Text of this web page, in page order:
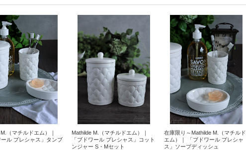
（マチルドエム）｜
ール プレシャス」タンブ
Mathilde M.（マチルドエム）｜
「ブドワール プレシャス」コット
ンジャー S・Mセット
在庫限り～Mathilde M.（マチルド
エム）｜ 「ブドワール プレシャ
ス」ソープディッシュ